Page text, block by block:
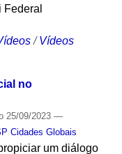
/Vídeos
no
25/09/2023 —
Cidades Globais
um diálogo